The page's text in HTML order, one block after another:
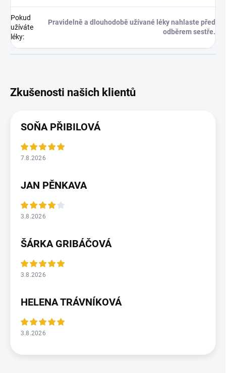
Pokud
užíváte
léky:
Pravidelně a dlouhodobě užívané léky nahlaste před
odběrem sestře.
SOŇA PŘIBILOVÁ
7.8.2026
JAN PĚNKAVA
3.8.2026
ŠÁRKA GRIBÁČOVÁ
3.8.2026
HELENA TRÁVNÍKOVÁ
3.8.2026